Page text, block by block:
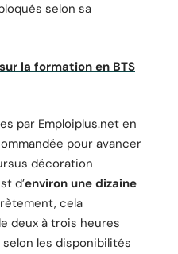
selon sa
la formation en BTS
par Emploiplus.net en
pour avancer
décoration
d’environ une dizaine
cela
deux à trois heures
les disponibilités